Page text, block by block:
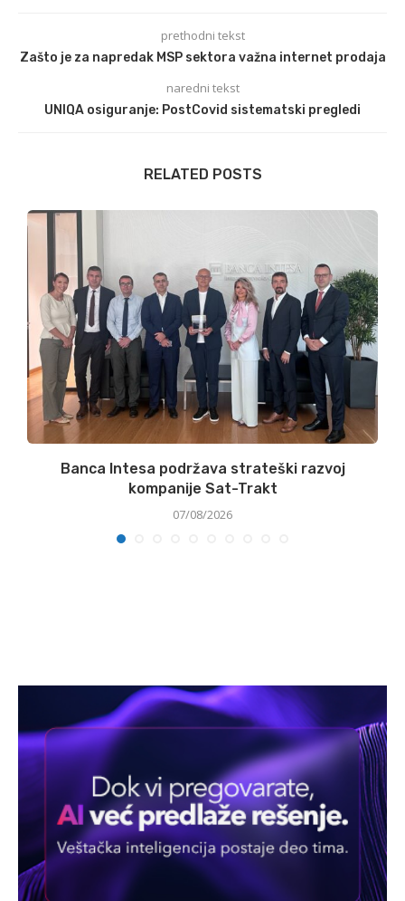
prethodni tekst
Zašto je za napredak MSP sektora važna internet prodaja
naredni tekst
UNIQA osiguranje: PostCovid sistematski pregledi
RELATED POSTS
Banca Intesa podržava strateški razvoj
kompanije Sat-Trakt
07/08/2026